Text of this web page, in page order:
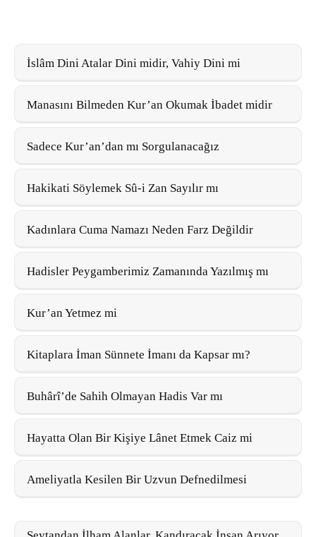
İslâm Dini Atalar Dini midir, Vahiy Dini mi
Manasını Bilmeden Kur’an Okumak İbadet midir
Sadece Kur’an’dan mı Sorgulanacağız
Hakikati Söylemek Sû-i Zan Sayılır mı
Kadınlara Cuma Namazı Neden Farz Değildir
Hadisler Peygamberimiz Zamanında Yazılmış mı
Kur’an Yetmez mi
Kitaplara İman Sünnete İmanı da Kapsar mı?
Buhârî’de Sahih Olmayan Hadis Var mı
Hayatta Olan Bir Kişiye Lânet Etmek Caiz mi
Ameliyatla Kesilen Bir Uzvun Defnedilmesi